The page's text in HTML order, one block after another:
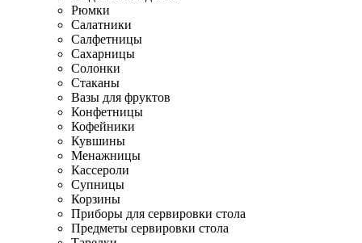
Рюмки
Салатники
Салфетницы
Сахарницы
Солонки
Стаканы
Вазы для фруктов
Конфетницы
Кофейники
Кувшины
Менажницы
Кассероли
Супницы
Корзины
Приборы для сервировки стола
Предметы сервировки стола